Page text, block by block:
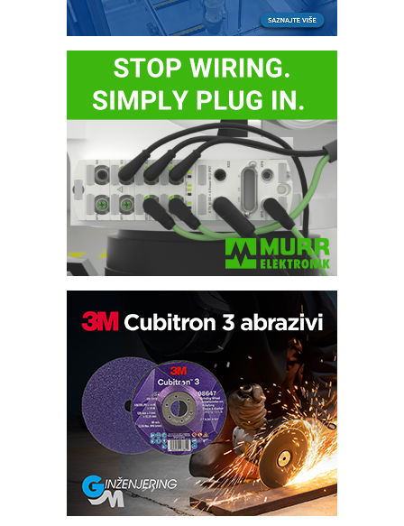
Automatizacija pakovanja · Display
(Shelf-Ready) omotnice
Potpuna efikasnost bez složenih
sistema
Trajna oznaka kao dugoročna korist
Bezbednost na prvom mestu!
IB BLUMENAUER - više od 40 godina
poverenja u industriji